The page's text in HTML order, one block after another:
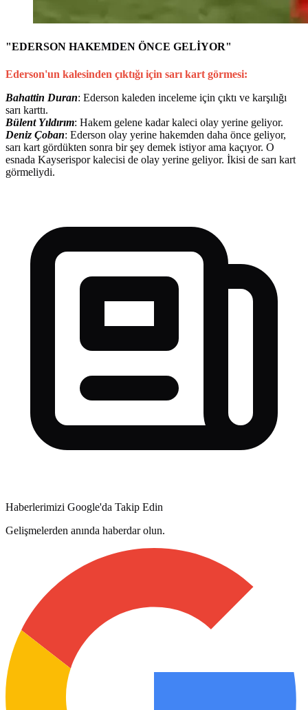
"EDERSON HAKEMDEN ÖNCE GELİYOR"
Ederson'un kalesinden çıktığı için sarı kart görmesi:
Bahattin Duran: Ederson kaleden inceleme için çıktı ve karşılığı
sarı karttı.
Bülent Yıldırım: Hakem gelene kadar kaleci olay yerine geliyor.
Deniz Çoban: Ederson olay yerine hakemden daha önce geliyor,
sarı kart gördükten sonra bir şey demek istiyor ama kaçıyor. O
esnada Kayserispor kalecisi de olay yerine geliyor. İkisi de sarı kart
görmeliydi.
Haberlerimizi Google'da Takip Edin
Gelişmelerden anında haberdar olun.